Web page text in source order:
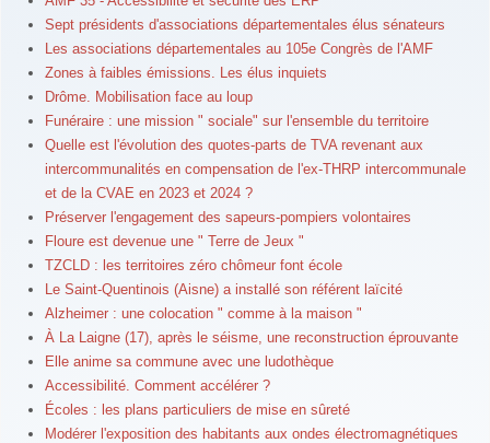
Sept présidents d'associations départementales élus sénateurs
Les associations départementales au 105e Congrès de l'AMF
Zones à faibles émissions. Les élus inquiets
Drôme. Mobilisation face au loup
Funéraire : une mission " sociale" sur l'ensemble du territoire
Quelle est l'évolution des quotes-parts de TVA revenant aux
intercommunalités en compensation de l'ex-THRP intercommunale
et de la CVAE en 2023 et 2024 ?
Préserver l'engagement des sapeurs-pompiers volontaires
Floure est devenue une " Terre de Jeux "
TZCLD : les territoires zéro chômeur font école
Le Saint-Quentinois (Aisne) a installé son référent laïcité
Alzheimer : une colocation " comme à la maison "
À La Laigne (17), après le séisme, une reconstruction éprouvante
Elle anime sa commune avec une ludothèque
Accessibilité. Comment accélérer ?
Écoles : les plans particuliers de mise en sûreté
Modérer l'exposition des habitants aux ondes électromagnétiques